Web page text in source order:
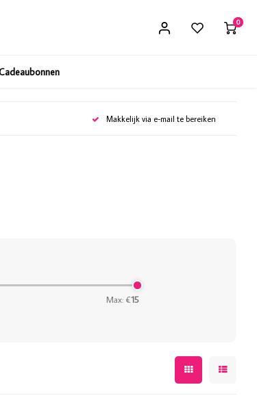
0
Makkelijk via e-mail te bereiken
Max: €15